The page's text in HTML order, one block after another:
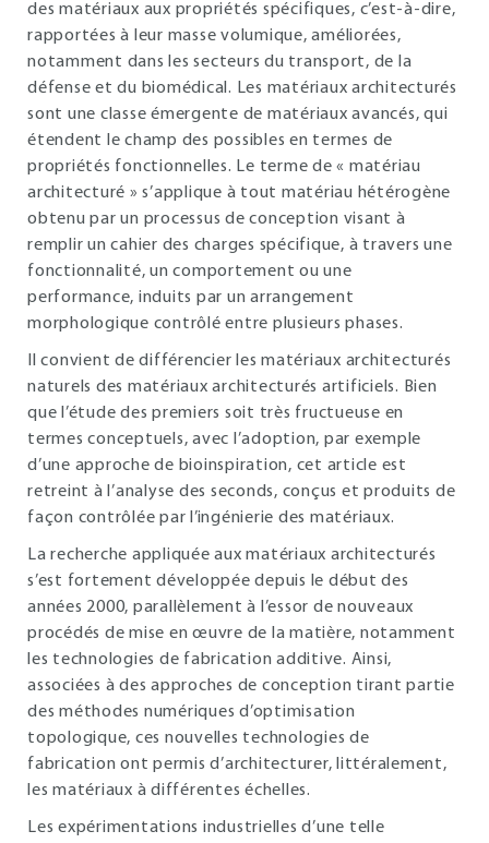
des matériaux aux propriétés spécifiques, c’est-à-dire,
rapportées à leur masse volumique, améliorées,
notamment dans les secteurs du transport, de la
défense et du biomédical. Les matériaux architecturés
sont une classe émergente de matériaux avancés, qui
étendent le champ des possibles en termes de
propriétés fonctionnelles. Le terme de « matériau
architecturé » s’applique à tout matériau hétérogène
obtenu par un processus de conception visant à
remplir un cahier des charges spécifique, à travers une
fonctionnalité, un comportement ou une
performance, induits par un arrangement
morphologique contrôlé entre plusieurs phases.
Il convient de différencier les matériaux architecturés
naturels des matériaux architecturés artificiels. Bien
que l’étude des premiers soit très fructueuse en
termes conceptuels, avec l’adoption, par exemple
d’une approche de bioinspiration, cet article est
retreint à l’analyse des seconds, conçus et produits de
façon contrôlée par l’ingénierie des matériaux.
La recherche appliquée aux matériaux architecturés
s’est fortement développée depuis le début des
années 2000, parallèlement à l’essor de nouveaux
procédés de mise en œuvre de la matière, notamment
les technologies de fabrication additive. Ainsi,
associées à des approches de conception tirant partie
des méthodes numériques d’optimisation
topologique, ces nouvelles technologies de
fabrication ont permis d’architecturer, littéralement,
les matériaux à différentes échelles.
Les expérimentations industrielles d’une telle